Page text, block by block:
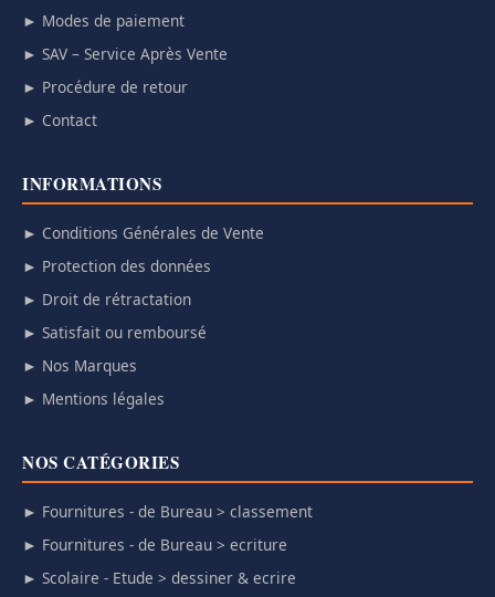
► Modes de paiement
► SAV – Service Après Vente
► Procédure de retour
► Contact
INFORMATIONS
► Conditions Générales de Vente
► Protection des données
► Droit de rétractation
► Satisfait ou remboursé
► Nos Marques
► Mentions légales
NOS CATÉGORIES
► Fournitures - de Bureau > classement
► Fournitures - de Bureau > ecriture
► Scolaire - Etude > dessiner & ecrire